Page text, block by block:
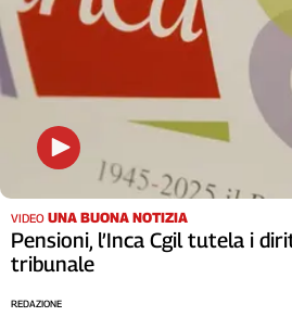
VIDEO UNA BUONA NOTIZIA
Pensioni, l’Inca Cgil tutela i
tribunale
REDAZIONE